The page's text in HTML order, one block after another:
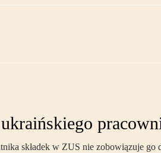
składek w ZUS nie zobowiązuje